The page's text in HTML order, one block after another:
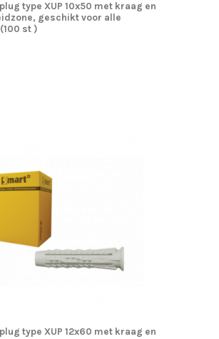
type XUP 10x50 met kraag en
geschikt voor alle
st )
type XUP 12x60 met kraag en